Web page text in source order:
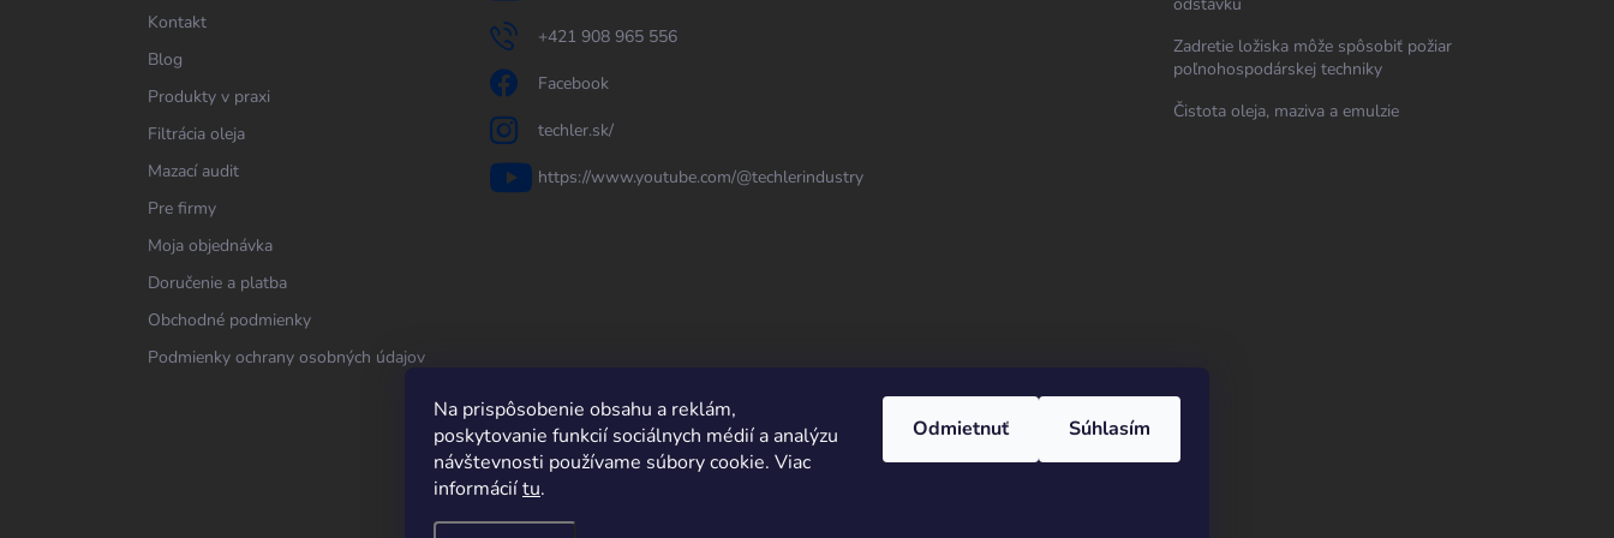
Na prispôsobenie obsahu a reklám,
poskytovanie funkcií sociálnych médií a analýzu
návštevnosti používame súbory cookie. Viac
informáciítu.
Odmietnuť Súhlasím
Kontakt
Blog
Produkty v praxi
Filtrácia oleja
Mazací audit
Pre firmy
Moja objednávka
Doručenie a platba
Obchodné podmienky
Podmienky ochrany osobných údajov
+421 908 965 556
Facebook
techler.sk/
https://www.youtube.com/@techlerindustry
Zadretie ložiska môže spôsobiť požiar
poľnohospodárskej techniky
Čistota oleja, maziva a emulzie